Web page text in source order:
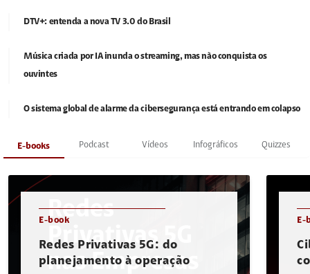
DTV+: entenda a nova TV 3.0 do Brasil
Música criada por IA inunda o streaming, mas não conquista os
ouvintes
O sistema global de alarme da cibersegurança está entrando em colapso
E-books Podcast Vídeos Infográficos Quizzes
E-book
Redes Privativas 5G: do
planejamento à operação
E-